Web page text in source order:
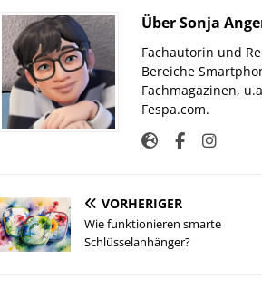
Über Sonja
Fachautorin und
Bereiche
Fachmagazinen,
Fespa.com.
VORHERIGER
Wie funktionieren smarte
Schlüsselanhänger?